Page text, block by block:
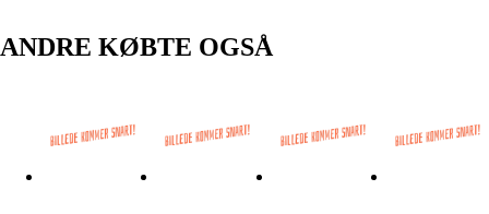
ANDRE KØBTE OGSÅ